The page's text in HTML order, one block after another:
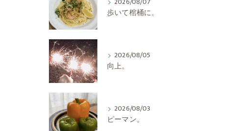
歩いて棺桶に。
2026/08/05
向上。
2026/08/03
ピーマン。